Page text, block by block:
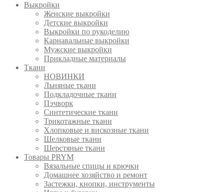
Выкройки
Женские выкройки
Детские выкройки
Выкройки по рукоделию
Карнавальные выкройки
Мужские выкройки
Прикладные материалы
Ткани
НОВИНКИ
Льняные ткани
Подкладочные ткани
Пэчворк
Синтетические ткани
Трикотажные ткани
Хлопковые и вискозные ткани
Шелковые ткани
Шерстяные ткани
Товары PRYM
Вязальные спицы и крючки
Домашнее хозяйство и ремонт
Застежки, кнопки, инструменты